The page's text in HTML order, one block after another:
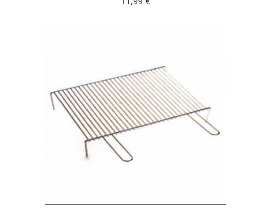
DODAJ U KOŠARICU